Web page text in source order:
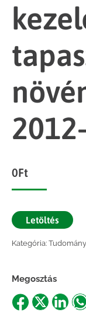
0Ft
Letöltés
Kategória:
Megosztás
ShareShareShare